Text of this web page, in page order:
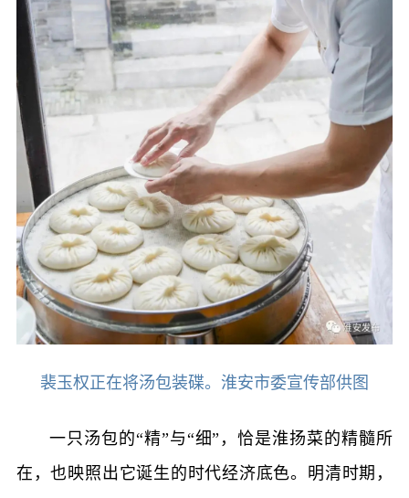
裴玉权正在将汤包装碟。淮安市委宣传部供图
一只汤包的“精”与“细”，恰是淮扬菜的精髓所
在，也映照出它诞生的时代经济底色。明清时期，